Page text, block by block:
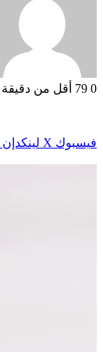
0
أقل من دقيقة
فيسبوك ‫X لينكدإن